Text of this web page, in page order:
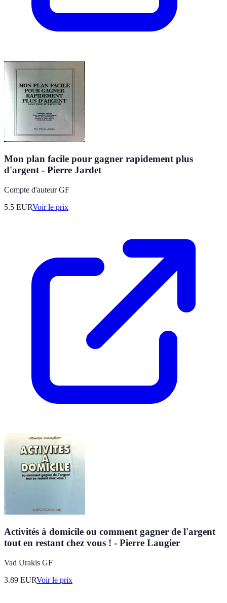
Mon plan facile pour gagner rapidement plus
d'argent - Pierre Jardet
Compte d'auteur GF
5.5 EURVoir le prix
Activités à domicile ou comment gagner de l'argent
tout en restant chez vous ! - Pierre Laugier
Vad Urakis GF
3.89 EURVoir le prix